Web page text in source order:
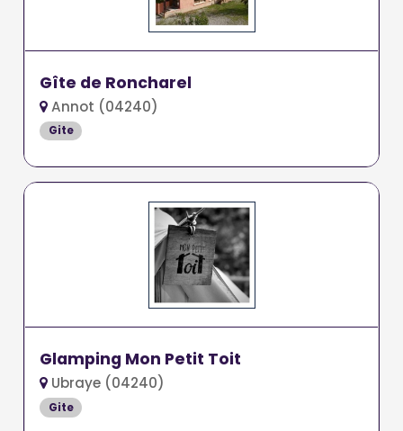
Gîte de Roncharel
Annot (04240)
Gite
Glamping Mon Petit Toit
Ubraye (04240)
Gite